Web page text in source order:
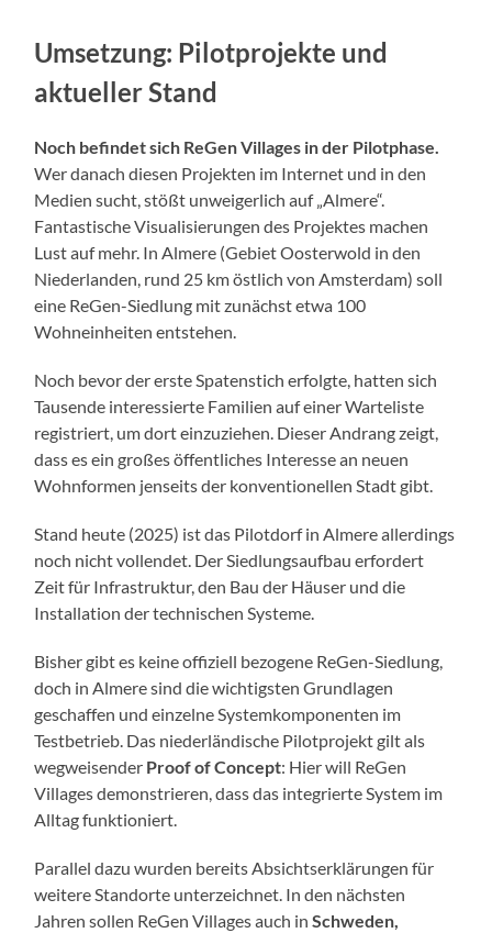
Umsetzung: Pilotprojekte und
aktueller Stand
Noch befindet sich ReGen Villages in der Pilotphase.
Wer danach diesen Projekten im Internet und in den
Medien sucht, stößt unweigerlich auf „Almere“.
Fantastische Visualisierungen des Projektes machen
Lust auf mehr. In Almere (Gebiet Oosterwold in den
Niederlanden, rund 25 km östlich von Amsterdam) soll
eine ReGen-Siedlung mit zunächst etwa 100
Wohneinheiten entstehen.
Noch bevor der erste Spatenstich erfolgte, hatten sich
Tausende interessierte Familien auf einer Warteliste
registriert, um dort einzuziehen. Dieser Andrang zeigt,
dass es ein großes öffentliches Interesse an neuen
Wohnformen jenseits der konventionellen Stadt gibt.
Stand heute (2025) ist das Pilotdorf in Almere allerdings
noch nicht vollendet. Der Siedlungsaufbau erfordert
Zeit für Infrastruktur, den Bau der Häuser und die
Installation der technischen Systeme.
Bisher gibt es keine offiziell bezogene ReGen-Siedlung,
doch in Almere sind die wichtigsten Grundlagen
geschaffen und einzelne Systemkomponenten im
Testbetrieb. Das niederländische Pilotprojekt gilt als
wegweisender Proof of Concept: Hier will ReGen
Villages demonstrieren, dass das integrierte System im
Alltag funktioniert.
Parallel dazu wurden bereits Absichtserklärungen für
weitere Standorte unterzeichnet. In den nächsten
Jahren sollen ReGen Villages auch inSchweden,